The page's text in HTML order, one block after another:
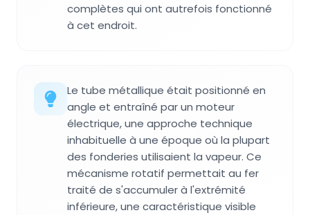
complètes qui ont autrefois fonctionné
à cet endroit.
Le tube métallique était positionné en
angle et entraîné par un moteur
électrique, une approche technique
inhabituelle à une époque où la plupart
des fonderies utilisaient la vapeur. Ce
mécanisme rotatif permettait au fer
traité de s'accumuler à l'extrémité
inférieure, une caractéristique visible